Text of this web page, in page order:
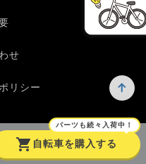
shopping_cart
パーツも続々入荷中！
自転車を購入する
せ
リシー
Co., Ltd.